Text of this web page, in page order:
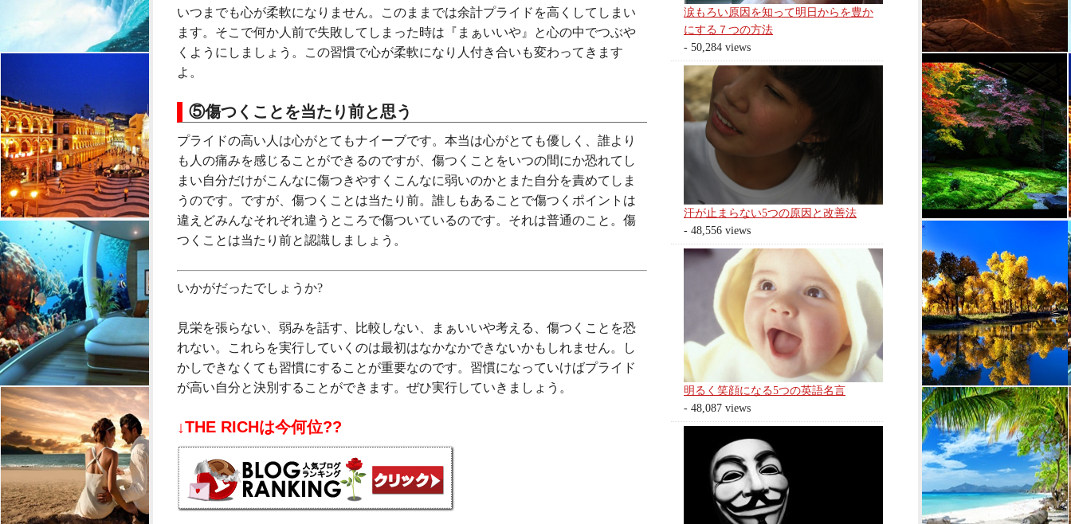
いつまでも心が柔軟になりません。このままでは余計プライドを高くしてしまい
ます。そこで何か人前で失敗してしまった時は『まぁいいや』と心の中でつぶや
くようにしましょう。この習慣で心が柔軟になり人付き合いも変わってきます
よ。
⑤傷つくことを当たり前と思う
プライドの高い人は心がとてもナイーブです。本当は心がとても優しく、誰より
も人の痛みを感じることができるのですが、傷つくことをいつの間にか恐れてし
まい自分だけがこんなに傷つきやすくこんなに弱いのかとまた自分を責めてしま
うのです。ですが、傷つくことは当たり前。誰しもあることで傷つくポイントは
違えどみんなそれぞれ違うところで傷ついているのです。それは普通のこと。傷
つくことは当たり前と認識しましょう。
いかがだったでしょうか?
見栄を張らない、弱みを話す、比較しない、まぁいいや考える、傷つくことを恐
れない。これらを実行していくのは最初はなかなかできないかもしれません。し
かしできなくても習慣にすることが重要なのです。習慣になっていけばプライド
が高い自分と決別することができます。ぜひ実行していきましょう。
↓THE RICHは今何位??
涙もろい原因を知って明日からを豊か
にする７つの方法
- 50,284 views
汗が止まらない5つの原因と改善法
- 48,556 views
明るく笑顔になる5つの英語名言
- 48,087 views